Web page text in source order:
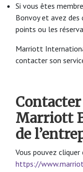
Si vous êtes
Bonvoy et avez des
points ou les
Marriott
contacter son
Marriott
de
Vous pouvez cliquer
https://